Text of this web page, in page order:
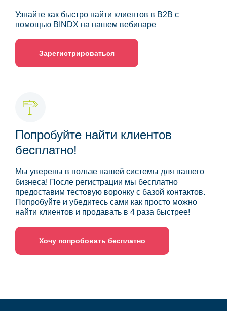
Узнайте как быстро найти клиентов в B2B с
помощью BINDX на нашем вебинаре
Зарегистрироваться
Попробуйте найти клиентов
бесплатно!
Мы уверены в пользе нашей системы для вашего
бизнеса! После регистрации мы бесплатно
предоставим тестовую воронку с базой контактов.
Попробуйте и убедитесь сами как просто можно
найти клиентов и продавать в 4 раза быстрее!
Хочу попробовать бесплатно